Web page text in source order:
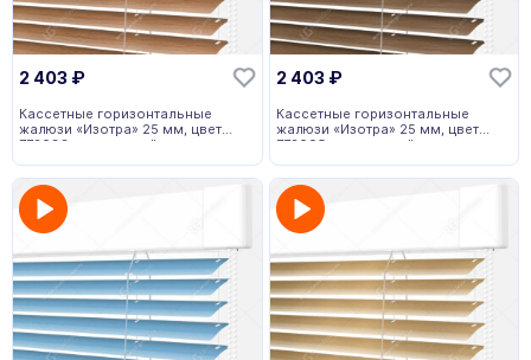
2 403 ₽
Кассетные горизонтальные
жалюзи «Изотра» 25 мм, цвет
772083 коричневый
2 403 ₽
Кассетные горизонтальные
жалюзи «Изотра» 25 мм, цвет
772095 коричневый